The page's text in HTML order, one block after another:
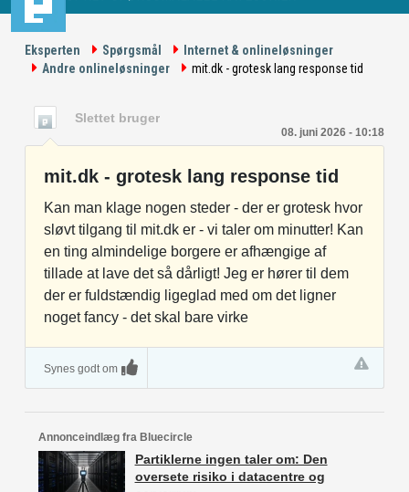
Eksperten Spørgsmål
Internet & onlineløsninger
Andre onlineløsninger
mit.dk - grotesk lang response tid
Slettet bruger
08. juni 2026 - 10:18
mit.dk - grotesk lang response tid
Kan man klage nogen steder - der er grotesk hvor
sløvt tilgang til mit.dk er - vi taler om minutter! Kan
en ting almindelige borgere er afhængige af
tillade at lave det så dårligt! Jeg er hører til dem
der er fuldstændig ligeglad med om det ligner
noget fancy - det skal bare virke
Synes godt om
Annonceindlæg fra Bluecircle
Partiklerne ingen taler om: Den
oversete risiko i datacentre og